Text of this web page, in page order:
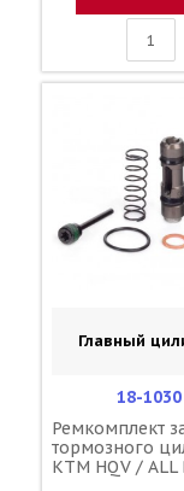
Главный
18-1030
Ремкомплект
тормозного
KTM HQV / ALL